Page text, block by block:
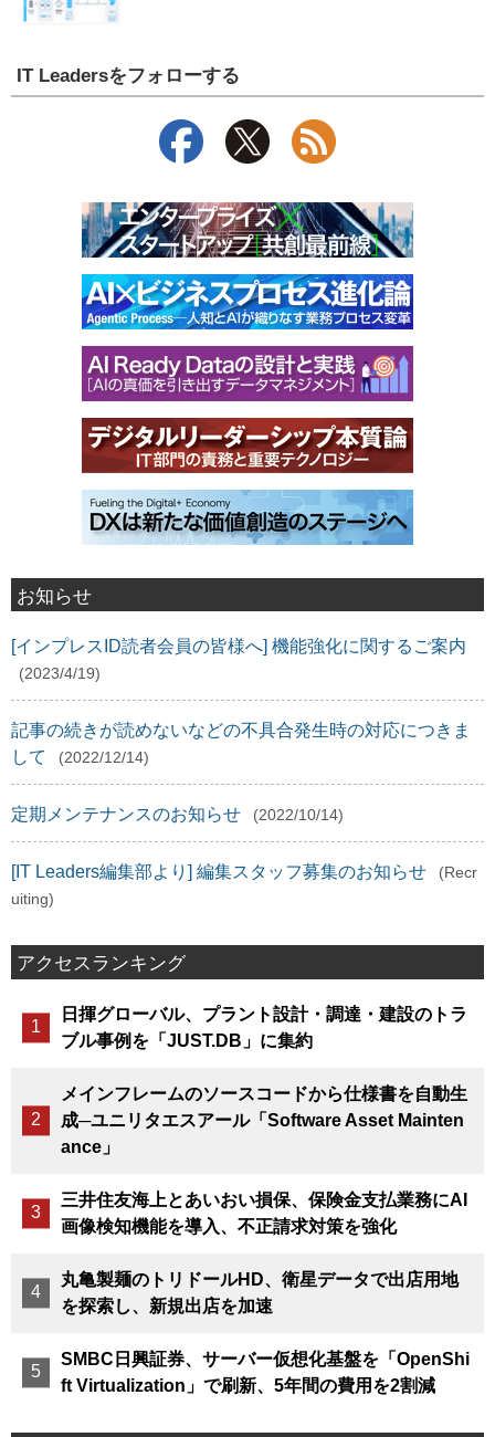
IT Leadersをフォローする
お知らせ
[インプレスID読者会員の皆様へ] 機能強化に関するご案内
(2023/4/19)
記事の続きが読めないなどの不具合発生時の対応につきま
して
(2022/12/14)
定期メンテナンスのお知らせ (2022/10/14)
[IT Leaders編集部より] 編集スタッフ募集のお知らせ
(Recr
uiting)
アクセスランキング
日揮グローバル、プラント設計・調達・建設のトラ
ブル事例を「JUST.DB」に集約
メインフレームのソースコードから仕様書を自動生
成─ユニリタエスアール「Software Asset Mainten
ance」
三井住友海上とあいおい損保、保険金支払業務にAI
画像検知機能を導入、不正請求対策を強化
丸亀製麺のトリドールHD、衛星データで出店用地
を探索し、新規出店を加速
SMBC日興証券、サーバー仮想化基盤を「OpenShi
ft Virtualization」で刷新、5年間の費用を2割減